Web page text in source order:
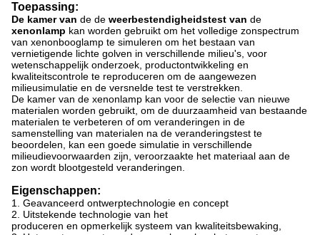
Toepassing:
De kamer van de de weerbestendigheidstest van de
xenonlamp kan worden gebruikt om het volledige zonspectrum
van xenonbooglamp te simuleren om het bestaan van
vernietigende lichte golven in verschillende milieu's, voor
wetenschappelijk onderzoek, productontwikkeling en
kwaliteitscontrole te reproduceren om de aangewezen
milieusimulatie en de versnelde test te verstrekken.
De kamer van de xenonlamp kan voor de selectie van nieuwe
materialen worden gebruikt, om de duurzaamheid van bestaande
materialen te verbeteren of om veranderingen in de
samenstelling van materialen na de veranderingstest te
beoordelen, kan een goede simulatie in verschillende
milieudievoorwaarden zijn, veroorzaakte het materiaal aan de
zon wordt blootgesteld veranderingen.
Eigenschappen:
1. Geavanceerd ontwerptechnologie en concept
2. Uitstekende technologie van het
produceren en opmerkelijk systeem van kwaliteitsbewaking,